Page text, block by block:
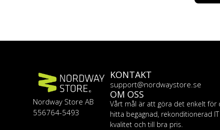
Nordway Store AB
556764-5493
KONTAKT
support@nordwaystore.se
OM OSS
Vårt mål är att göra det enkelt för
hitta begagnad, rekonditionerad
kvalitet och till bra pris.